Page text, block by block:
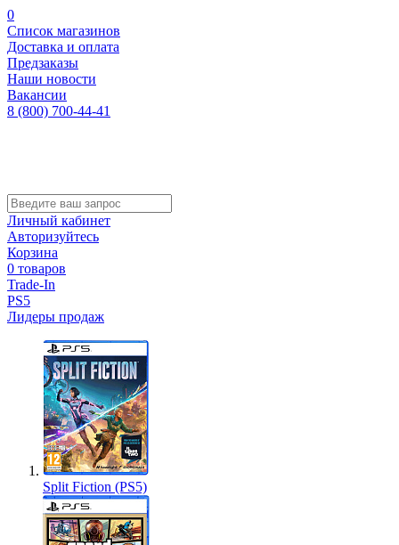
0
Список магазинов
Доставка и оплата
Предзаказы
Наши новости
Вакансии
8 (800) 700-44-41
Личный кабинет
Авторизуйтесь
Корзина
0 товаров
Trade-In
PS5
Лидеры продаж
Split Fiction (PS5)